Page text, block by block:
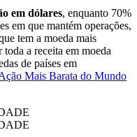
em dólares, enquanto 70%
em que mantém operações,
tem a moeda mais
a receita em moeda
de países em
Mais Barata do Mundo